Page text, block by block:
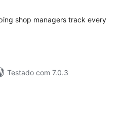
shop managers track every
Testado com 7.0.3